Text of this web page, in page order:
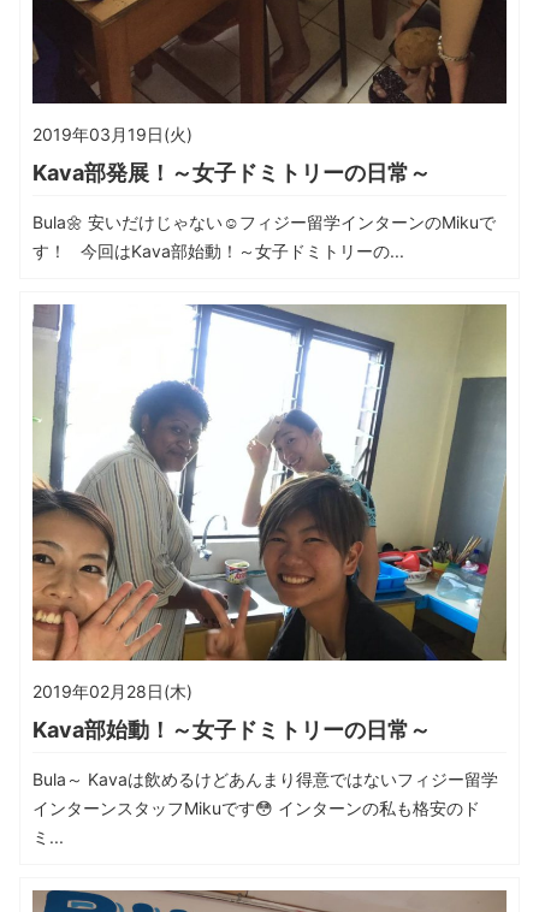
2019年03月19日(火)
Kava部発展！～女子ドミトリーの日常～
Bula🌼 安いだけじゃない☺フィジー留学インターンのMikuで
す！ 今回はKava部始動！～女子ドミトリーの...
2019年02月28日(木)
Kava部始動！～女子ドミトリーの日常～
Bula～ Kavaは飲めるけどあんまり得意ではないフィジー留学
インターンスタッフMikuです😳 インターンの私も格安のド
ミ...